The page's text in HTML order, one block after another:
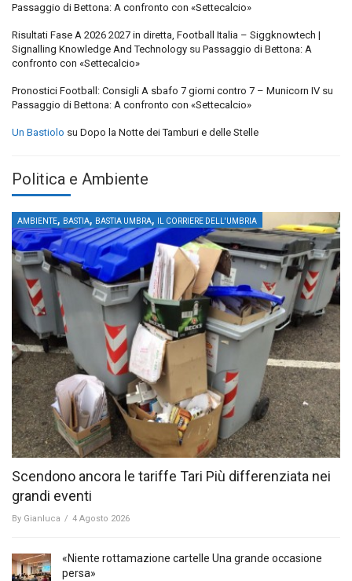
Passaggio di Bettona: A confronto con «Settecalcio»
Risultati Fase A 2026 2027 in diretta, Football Italia – Siggknowtech |
Signalling Knowledge And Technology su Passaggio di Bettona: A
confronto con «Settecalcio»
Pronostici Football: Consigli A sbafo 7 giorni contro 7 – Municorn IV su
Passaggio di Bettona: A confronto con «Settecalcio»
Un Bastiolo su Dopo la Notte dei Tamburi e delle Stelle
Politica e Ambiente
AMBIENTE, BASTIA, BASTIA UMBRA, IL CORRIERE DELL'UMBRIA
Scendono ancora le tariffe Tari Più differenziata nei
grandi eventi
By Gianluca / 4 Agosto 2026
«Niente rottamazione cartelle Una grande occasione
persa»